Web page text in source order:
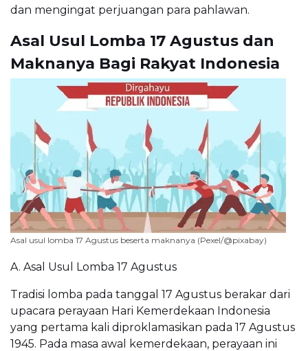
dan mengingat perjuangan para pahlawan.
Asal Usul Lomba 17 Agustus dan
Maknanya Bagi Rakyat Indonesia
Asal usul lomba 17 Agustus beserta maknanya (Pexel/@pixabay)
A. Asal Usul Lomba 17 Agustus
Tradisi lomba pada tanggal 17 Agustus berakar dari
upacara perayaan Hari Kemerdekaan Indonesia
yang pertama kali diproklamasikan pada 17 Agustus
1945. Pada masa awal kemerdekaan, perayaan ini